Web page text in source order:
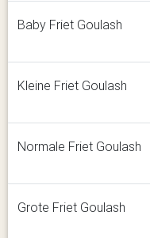
Baby Friet Goulash
Kleine Friet Goulash
Normale Friet Goulash
Grote Friet Goulash